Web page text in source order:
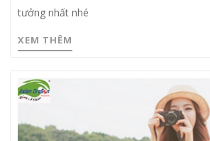
tưởng nhất nhé
XEM THÊM